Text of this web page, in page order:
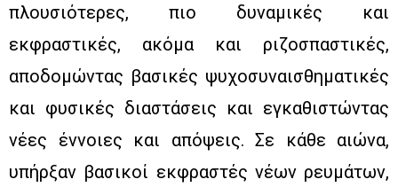
πλουσιότερες, πιο δυναμικές και
εκφραστικές, ακόμα και ριζοσπαστικές,
αποδομώντας βασικές ψυχοσυναισθηματικές
και φυσικές διαστάσεις και εγκαθιστώντας
νέες έννοιες και απόψεις. Σε κάθε αιώνα,
υπήρξαν βασικοί εκφραστές νέων ρευμάτων,